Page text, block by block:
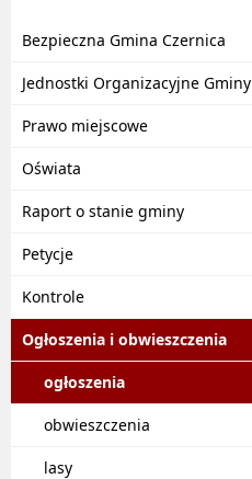
Bezpieczna Gmina Czernica
Jednostki Organizacyjne Gminy
Prawo miejscowe
Oświata
Raport o stanie gminy
Petycje
Kontrole
Ogłoszenia i obwieszczenia
ogłoszenia
obwieszczenia
lasy